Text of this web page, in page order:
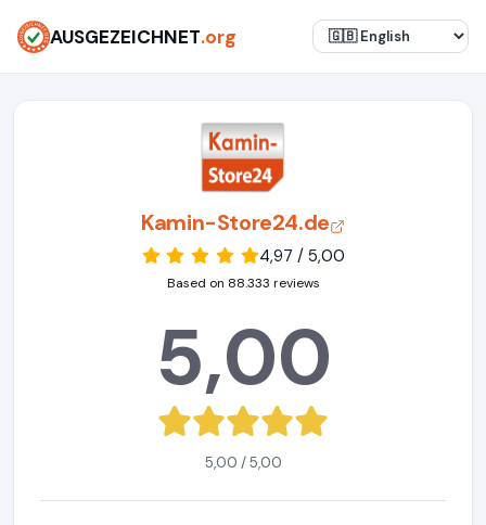
AUSGEZEICHNET.org
Kamin-Store24.de
4,97 / 5,00
Based on 88.333 reviews
5,00
5,00 / 5,00